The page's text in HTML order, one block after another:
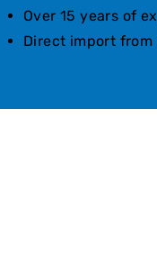
Over 15 years of
Direct import from